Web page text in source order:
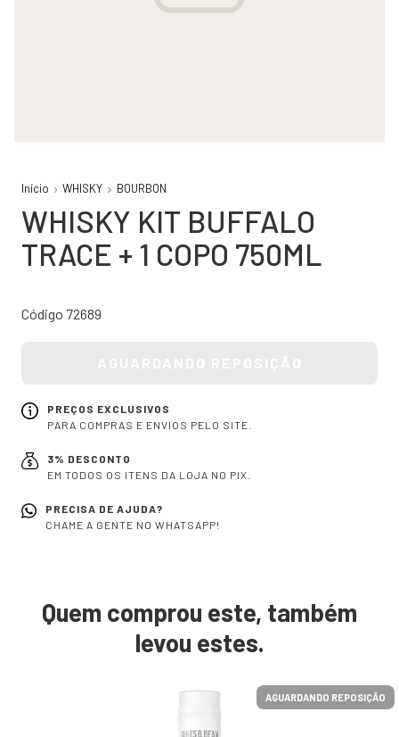
Início WHISKY BOURBON
WHISKY KIT BUFFALO
TRACE + 1 COPO 750ML
Código 72689
PREÇOS EXCLUSIVOS
PARA COMPRAS E ENVIOS PELO SITE.
3% DESCONTO
EM TODOS OS ITENS DA LOJA NO PIX.
PRECISA DE AJUDA?
CHAME A GENTE NO WHATSAPP!
Quem comprou este, também
levou estes.
AGUARDANDO REPOSIÇÃO